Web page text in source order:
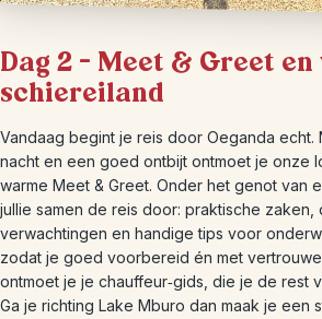
Dag 2 – Meet & Greet
schiereiland
Vandaag begint je reis door Oeganda echt.
nacht en een goed ontbijt ontmoet je onze
warme Meet & Greet. Onder het genot van
jullie samen de reis door: praktische zaken,
verwachtingen en handige tips voor
zodat je goed voorbereid én met
ontmoet je je chauffeur‑gids, die je de rest
Ga je richting Lake Mburo dan maak je een